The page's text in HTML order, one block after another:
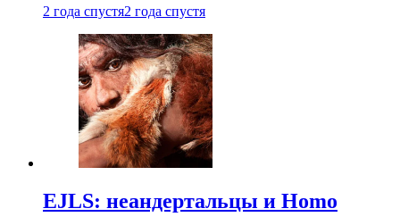
2 года спустя2 года спустя
EJLS: неандертальцы и Homo